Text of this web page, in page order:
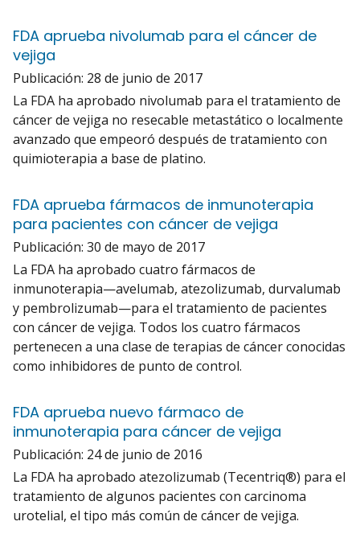
FDA aprueba nivolumab para el cáncer de
vejiga
Publicación: 28 de junio de 2017
La FDA ha aprobado nivolumab para el tratamiento de
cáncer de vejiga no resecable metastático o localmente
avanzado que empeoró después de tratamiento con
quimioterapia a base de platino.
FDA aprueba fármacos de inmunoterapia
para pacientes con cáncer de vejiga
Publicación: 30 de mayo de 2017
La FDA ha aprobado cuatro fármacos de
inmunoterapia—avelumab, atezolizumab, durvalumab
y pembrolizumab—para el tratamiento de pacientes
con cáncer de vejiga. Todos los cuatro fármacos
pertenecen a una clase de terapias de cáncer conocidas
como inhibidores de punto de control.
FDA aprueba nuevo fármaco de
inmunoterapia para cáncer de vejiga
Publicación: 24 de junio de 2016
La FDA ha aprobado atezolizumab (Tecentriq®) para el
tratamiento de algunos pacientes con carcinoma
urotelial, el tipo más común de cáncer de vejiga.